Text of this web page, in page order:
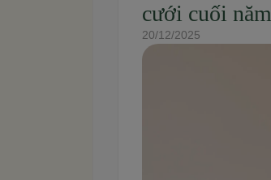
cưới cuối năm
20/12/2025